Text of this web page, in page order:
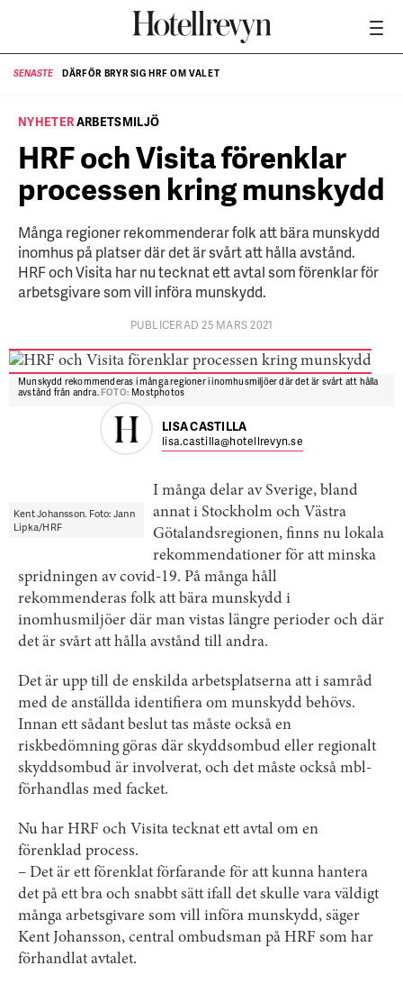
SENASTE DÄRFÖR BRYR SIG HRF OM VALET
NYHETERARBETSMILJÖ
HRF och Visita förenklar
processen kring munskydd
Många regioner rekommenderar folk att bära munskydd
inomhus på platser där det är svårt att hålla avstånd.
HRF och Visita har nu tecknat ett avtal som förenklar för
arbetsgivare som vill införa munskydd.
PUBLICERAD 25 MARS 2021
Munskydd rekommenderas i många regioner i inomhusmiljöer där det är svårt att hålla
avstånd från andra.FOTO: Mostphotos
LISA CASTILLA
lisa.castilla@hotellrevyn.se
Kent Johansson. Foto: Jann
Lipka/HRF
I många delar av Sverige, bland
annat i Stockholm och Västra
Götalandsregionen, finns nu lokala
rekommendationer för att minska
spridningen av covid-19. På många håll
rekommenderas folk att bära munskydd i
inomhusmiljöer där man vistas längre perioder och där
det är svårt att hålla avstånd till andra.
Det är upp till de enskilda arbetsplatserna att i samråd
med de anställda identifiera om munskydd behövs.
Innan ett sådant beslut tas måste också en
riskbedömning göras där skyddsombud eller regionalt
skyddsombud är involverat, och det måste också mbl-
förhandlas med facket.
Nu har HRF och Visita tecknat ett avtal om en
förenklad process.
– Det är ett förenklat förfarande för att kunna hantera
det på ett bra och snabbt sätt ifall det skulle vara väldigt
många arbetsgivare som vill införa munskydd, säger
Kent Johansson, central ombudsman på HRF som har
förhandlat avtalet.